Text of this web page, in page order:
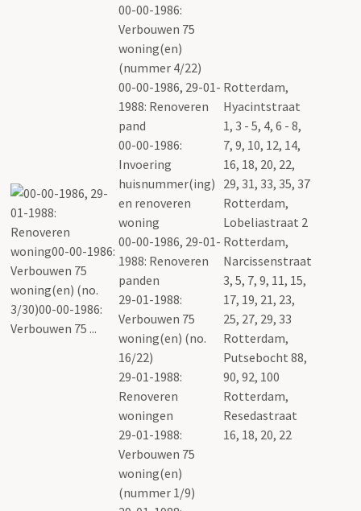
00-00-1986:
Verbouwen 75
woning(en)
(nummer 4/22)
00-00-1986, 29-01-
1988: Renoveren
pand
00-00-1986:
Invoering
huisnummer(ing)
en renoveren
woning
00-00-1986, 29-01-
1988: Renoveren
panden
29-01-1988:
Verbouwen 75
woning(en) (no.
16/22)
29-01-1988:
Renoveren
woningen
29-01-1988:
Verbouwen 75
woning(en)
(nummer 1/9)
Rotterdam,
Hyacintstraat
1, 3 - 5, 4, 6 - 8,
7, 9, 10, 12, 14,
16, 18, 20, 22,
29, 31, 33, 35, 37
Rotterdam,
Lobeliastraat 2
Rotterdam,
Narcissenstraat
3, 5, 7, 9, 11, 15,
17, 19, 21, 23,
25, 27, 29, 33
Rotterdam,
Putsebocht 88,
90, 92, 100
Rotterdam,
Resedastraat
16, 18, 20, 22